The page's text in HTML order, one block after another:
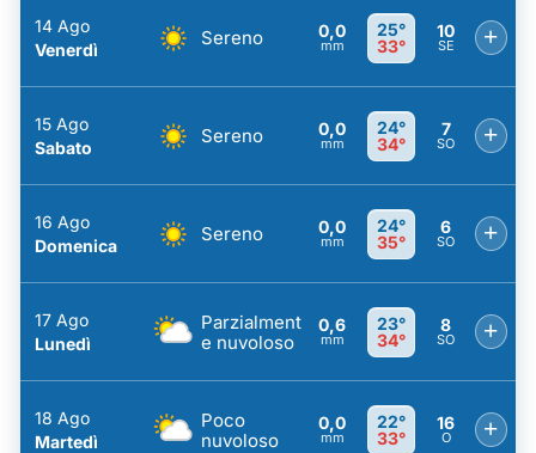
14 Ago
Venerdì
Sereno 0,0
mm
25°
33°
10
SE +
15 Ago
Sabato
Sereno 0,0
mm
24°
34°
7
SO +
16 Ago
Domenica
Sereno 0,0
mm
24°
35°
6
SO +
17 Ago
Lunedì
Parzialment
e nuvoloso
0,6
mm
23°
34°
8
SO +
18 Ago
Martedì
Poco
nuvoloso
0,0
mm
22°
33°
16
O +